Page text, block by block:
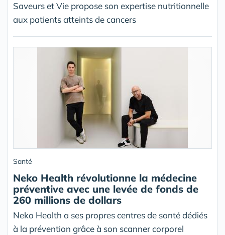
Saveurs et Vie propose son expertise nutritionnelle
aux patients atteints de cancers
Santé
Neko Health révolutionne la médecine
préventive avec une levée de fonds de
260 millions de dollars
Neko Health a ses propres centres de santé dédiés
à la prévention grâce à son scanner corporel